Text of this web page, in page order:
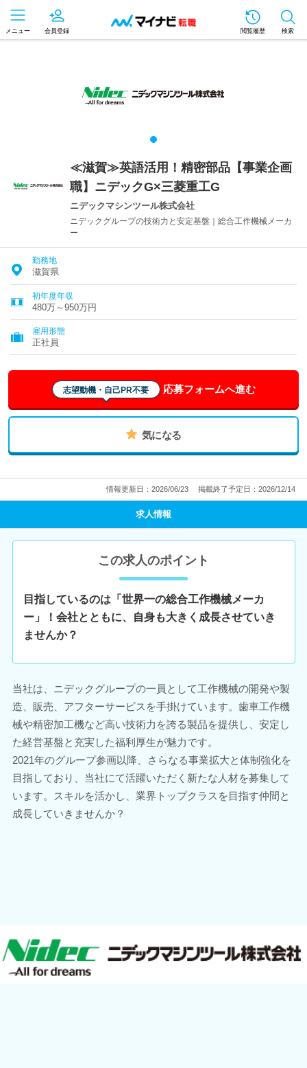
メニュー 会員登録 閲覧履歴 検索
≪滋賀≫英語活用！精密部品【事業企画
職】ニデックG×三菱重工G
ニデックマシンツール株式会社
ニデックグループの技術力と安定基盤｜総合工作機械メーカ
ー
勤務地
滋賀県
初年度年収
480万～950万円
雇用形態
正社員
志望動機・自己PR不要 応募フォームへ進む
気になる
情報更新日：2026/06/23 掲載終了予定日：2026/12/14
求人情報
この求人のポイント
目指しているのは「世界一の総合工作機械メーカ
ー」！会社とともに、自身も大きく成長させていき
ませんか？
当社は、ニデックグループの一員として工作機械の開発や製
造、販売、アフターサービスを手掛けています。歯車工作機
械や精密加工機など高い技術力を誇る製品を提供し、安定し
た経営基盤と充実した福利厚生が魅力です。
2021年のグループ参画以降、さらなる事業拡大と体制強化を
目指しており、当社にて活躍いただく新たな人材を募集して
います。スキルを活かし、業界トップクラスを目指す仲間と
成長していきませんか？